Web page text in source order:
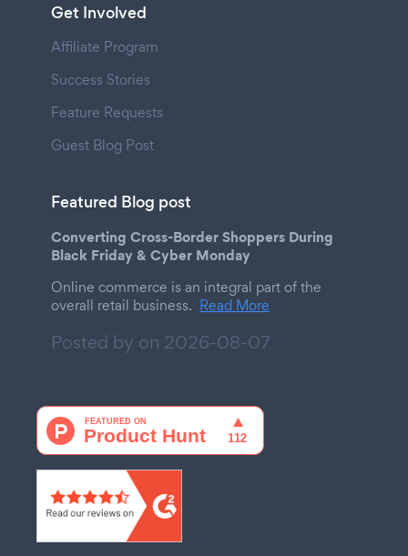
Get Involved
Affiliate Program
Success Stories
Feature Requests
Guest Blog Post
Featured Blog post
Converting Cross-Border Shoppers During
Black Friday & Cyber Monday
Online commerce is an integral part of the
overall retail business. Read More
Posted by on 2026-08-07